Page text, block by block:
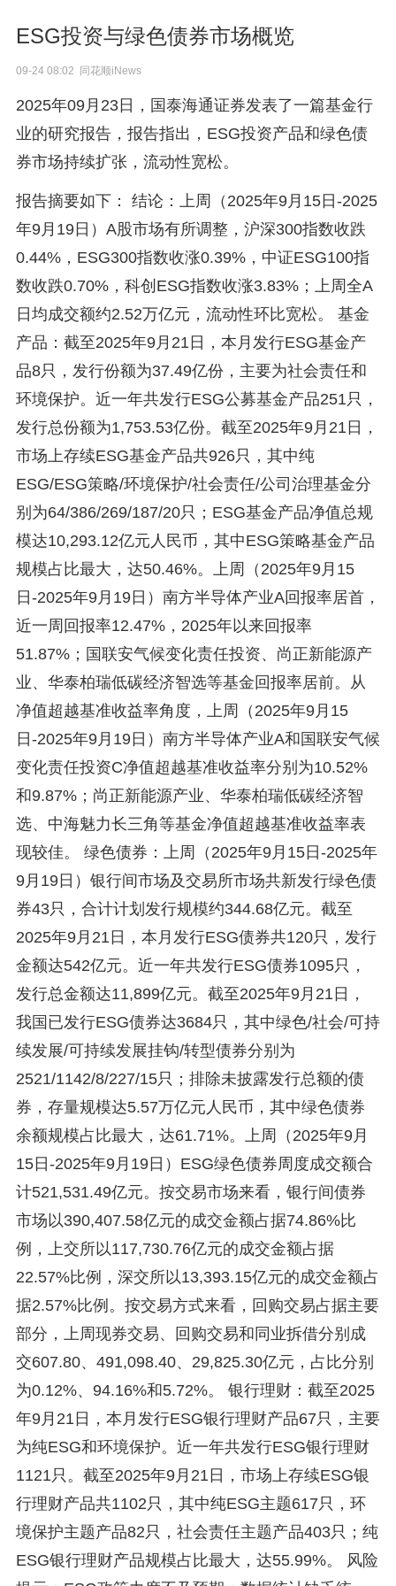
ESG投资与绿色债券市场概览
09-24 08:02 同花顺iNews
2025年09月23日，国泰海通证券发表了一篇基金行
业的研究报告，报告指出，ESG投资产品和绿色债
券市场持续扩张，流动性宽松。
报告摘要如下： 结论：上周（2025年9月15日-2025
年9月19日）A股市场有所调整，沪深300指数收跌
0.44%，ESG300指数收涨0.39%，中证ESG100指
数收跌0.70%，科创ESG指数收涨3.83%；上周全A
日均成交额约2.52万亿元，流动性环比宽松。 基金
产品：截至2025年9月21日，本月发行ESG基金产
品8只，发行份额为37.49亿份，主要为社会责任和
环境保护。近一年共发行ESG公募基金产品251只，
发行总份额为1,753.53亿份。截至2025年9月21日，
市场上存续ESG基金产品共926只，其中纯
ESG/ESG策略/环境保护/社会责任/公司治理基金分
别为64/386/269/187/20只；ESG基金产品净值总规
模达10,293.12亿元人民币，其中ESG策略基金产品
规模占比最大，达50.46%。上周（2025年9月15
日-2025年9月19日）南方半导体产业A回报率居首，
近一周回报率12.47%，2025年以来回报率
51.87%；国联安气候变化责任投资、尚正新能源产
业、华泰柏瑞低碳经济智选等基金回报率居前。从
净值超越基准收益率角度，上周（2025年9月15
日-2025年9月19日）南方半导体产业A和国联安气候
变化责任投资C净值超越基准收益率分别为10.52%
和9.87%；尚正新能源产业、华泰柏瑞低碳经济智
选、中海魅力长三角等基金净值超越基准收益率表
现较佳。 绿色债券：上周（2025年9月15日-2025年
9月19日）银行间市场及交易所市场共新发行绿色债
券43只，合计计划发行规模约344.68亿元。截至
2025年9月21日，本月发行ESG债券共120只，发行
金额达542亿元。近一年共发行ESG债券1095只，
发行总金额达11,899亿元。截至2025年9月21日，
我国已发行ESG债券达3684只，其中绿色/社会/可持
续发展/可持续发展挂钩/转型债券分别为
2521/1142/8/227/15只；排除未披露发行总额的债
券，存量规模达5.57万亿元人民币，其中绿色债券
余额规模占比最大，达61.71%。上周（2025年9月
15日-2025年9月19日）ESG绿色债券周度成交额合
计521,531.49亿元。按交易市场来看，银行间债券
市场以390,407.58亿元的成交金额占据74.86%比
例，上交所以117,730.76亿元的成交金额占据
22.57%比例，深交所以13,393.15亿元的成交金额占
据2.57%比例。按交易方式来看，回购交易占据主要
部分，上周现券交易、回购交易和同业拆借分别成
交607.80、491,098.40、29,825.30亿元，占比分别
为0.12%、94.16%和5.72%。 银行理财：截至2025
年9月21日，本月发行ESG银行理财产品67只，主要
为纯ESG和环境保护。近一年共发行ESG银行理财
1121只。截至2025年9月21日，市场上存续ESG银
行理财产品共1102只，其中纯ESG主题617只，环
境保护主题产品82只，社会责任主题产品403只；纯
ESG银行理财产品规模占比最大，达55.99%。 风险